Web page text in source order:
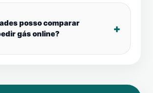
posso comparar
gás online?